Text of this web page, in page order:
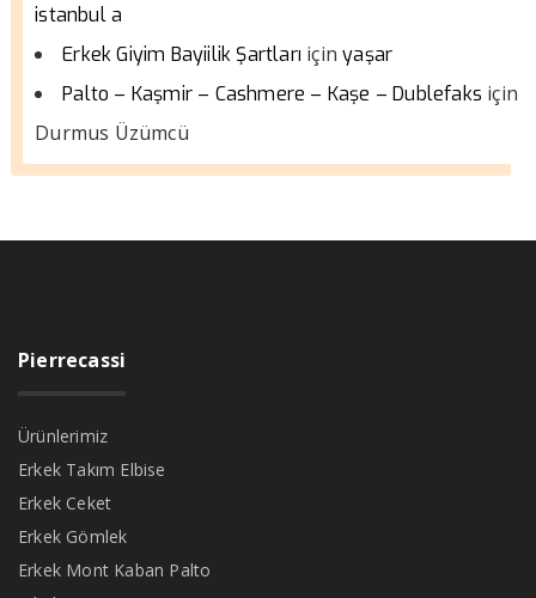
istanbul a
Erkek Giyim Bayiilik Şartları içinyaşar
Palto – Kaşmir – Cashmere – Kaşe – Dublefaks için
Durmus Üzümcü
Pierrecassi
Ürünlerimiz
Erkek Takım Elbise
Erkek Ceket
Erkek Gömlek
Erkek Mont Kaban Palto